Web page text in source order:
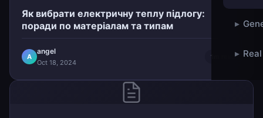
▸
▸
Як вибрати електричну теплу підлогу:
поради по матеріалам та типам
A
angel
Oct 18, 2024
1m read